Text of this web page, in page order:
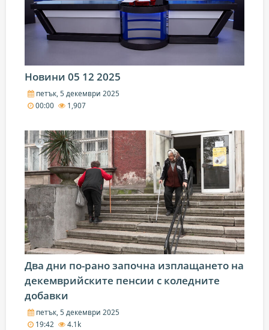
Новини 05 12 2025
петък, 5 декември 2025
00:00
1,907
Два дни по-рано започна изплащането на
декемврийските пенсии с коледните
добавки
петък, 5 декември 2025
19:42
4.1k